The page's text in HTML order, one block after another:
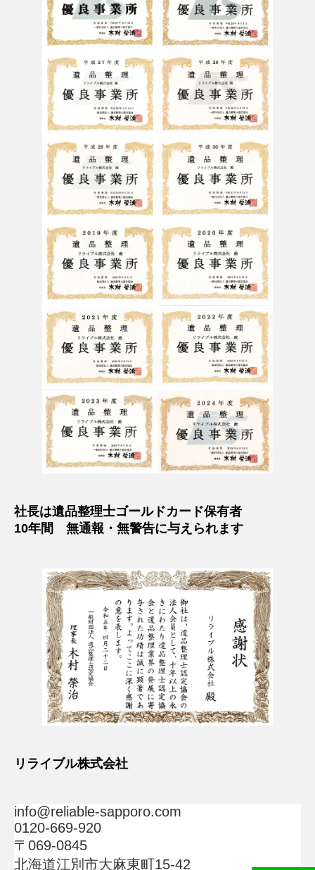
社長は遺品整理士ゴールドカード保有者
10年間 無通報・無警告に与えられます
リライブル株式会社
info@reliable-sapporo.com
0120-669-920
〒069-0845
北海道江別市大麻東町15-42